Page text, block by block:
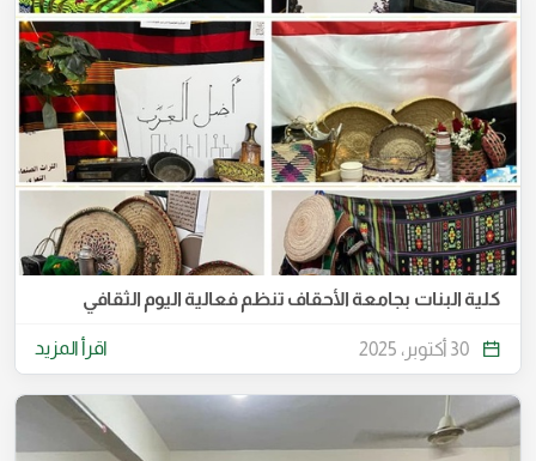
كلية البنات بجامعة الأحقاف تنظم فعالية اليوم الثقافي
30 أكتوبر، 2025 اقرأ المزيد